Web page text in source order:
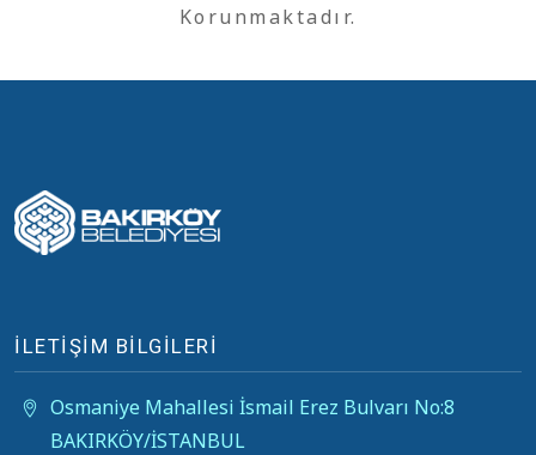
Korunmaktadır.
İLETİŞİM BİLGİLERİ
Osmaniye Mahallesi İsmail Erez Bulvarı No:8
BAKIRKÖY/İSTANBUL